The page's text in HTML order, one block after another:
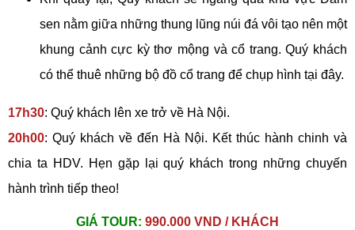
sen nằm giữa những thung lũng núi đá vôi tạo nên một
khung cảnh cực kỳ thơ mộng và cổ trang. Quý khách
có thể thuê những bộ đồ cổ trang để chụp hình tại đây.
17h30: Quý khách lên xe trở về Hà Nội.
20h00: Quý khách về đến Hà Nội. Kết thúc hành chinh và
chia ta HDV. Hẹn gặp lại quý khách trong những chuyến
hành trình tiếp theo!
GIÁ TOUR: 990.000 VND / KHÁCH